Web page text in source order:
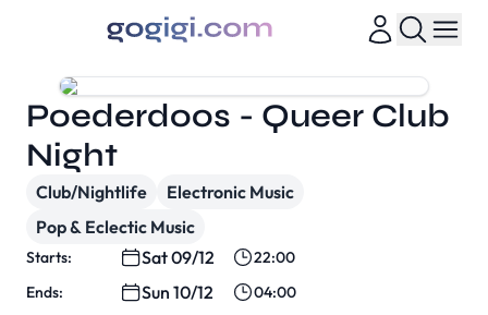
Poederdoos - Queer Club
Night
Club/Nightlife
Electronic Music
Pop & Eclectic Music
Starts: Sat 09/12
22:00
Ends:
Sun 10/12
04:00